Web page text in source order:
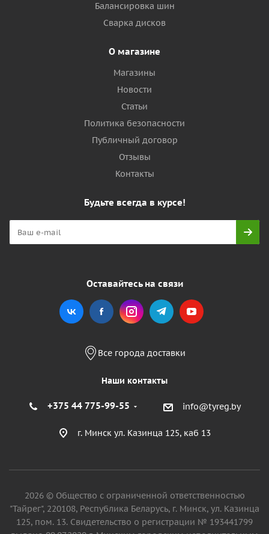
Балансировка шин
Сварка дисков
О магазине
Магазины
Новости
Статьи
Политика безопасности
Публичный договор
Отзывы
Контакты
Будьте всегда в курсе!
Оставайтесь на связи
Все города доставки
Наши контакты
+375 44 775-99-55 info@tyreg.by
г. Минск ул. Казинца 125, каб 13
2026 © Общество с ограниченной ответственностью
"Тайрег", 220108, Республика Беларусь, г. Минск, ул. Казинца
125, пом. 13. Свидетельство о регистрации № 193441799